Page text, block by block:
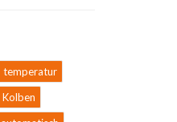
temperatur
Kolben